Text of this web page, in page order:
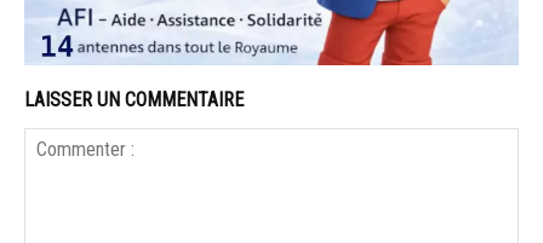
LAISSER UN COMMENTAIRE